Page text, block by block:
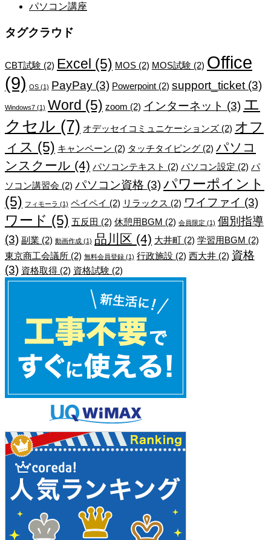
パソコン講座
タグクラウド
CBT試験 (2) Excel (5) MOS (2) MOS試験 (2) Office
(9) OS (1) PayPay (3) Powerpoint (2) support_ticket (3)
Windows7 (1) Word (5) zoom (2) インターネット (3) エ
クセル (7) オデッセイコミュニケーションズ (2) オフ
ィス (5) キャンペーン (2) タッチタイピング (2) パソコ
ンスクール (4) パソコンテキスト (2) パソコン設定 (2) パ
ソコン講習会 (2) パソコン資格 (3)パワーポイント
(5) フィモーラ (1) ペイペイ (2) リラックス (2) ワイファイ (3)
ワード (5) 五反田 (2) 休憩用BGM (2) 会員限定 (1) 個別指導
(3) 副業 (2) 動画作成 (1) 品川区 (4) 大井町 (2) 学習用BGM (2)
東京商工会議所 (2) 無料会員登録 (1) 行政施設 (2) 西大井 (2) 資格
(3) 資格取得 (2) 資格試験 (2)